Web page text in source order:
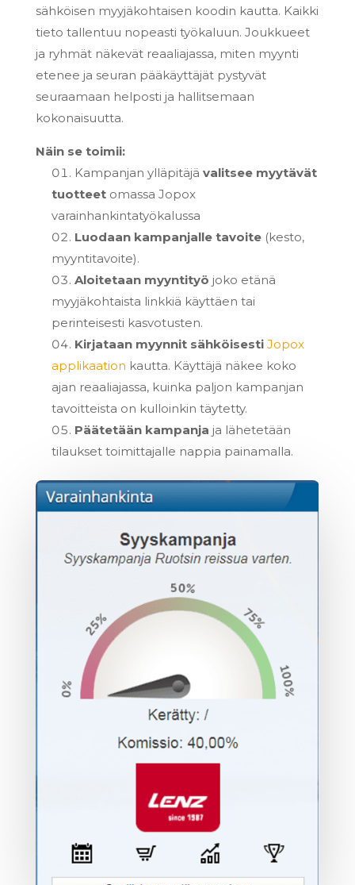
sähköisen myyjäkohtaisen koodin kautta. Kaikki
tieto tallentuu nopeasti työkaluun. Joukkueet
ja ryhmät näkevät reaaliajassa, miten myynti
etenee ja seuran pääkäyttäjät pystyvät
seuraamaan helposti ja hallitsemaan
kokonaisuutta.
Näin se toimii:
Kampanjan ylläpitäjä valitsee myytävät
tuotteetomassa Jopox
varainhankintatyökalussa
Luodaan kampanjalle tavoite(kesto,
myyntitavoite).
Aloitetaan myyntityö joko etänä
myyjäkohtaista linkkiä käyttäen tai
perinteisesti kasvotusten.
Kirjataan myynnit sähköisesti Jopox
applikaation kautta. Käyttäjä näkee koko
ajan reaaliajassa, kuinka paljon kampanjan
tavoitteista on kulloinkin täytetty.
Päätetään kampanja ja lähetetään
tilaukset toimittajalle nappia painamalla.